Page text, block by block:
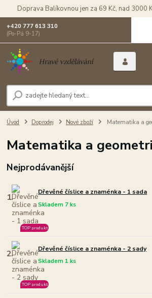
Doprava Balíkovnou jen za 69 Kč, nad 3000
+420 777 613 310
(Po-Pá 9-17)
Úvod Doprodej Nové zboží Matematika a
Matematika a
Nejprodávanější
1. Dřevěné číslice a znaménka - 1 sada
Skladem 7 ks
TOP produkt
2. Dřevěné číslice a znaménka - 2 sady
Skladem 1 ks
TOP produkt